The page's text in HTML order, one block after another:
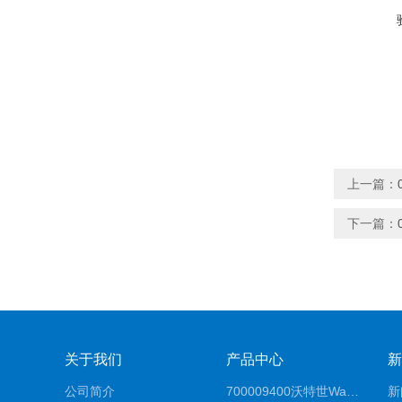
上一篇：
下一篇：
关于我们
公司简介
产品中心